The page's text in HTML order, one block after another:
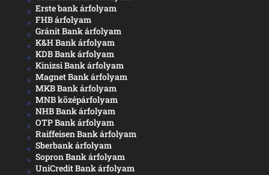
Erste bank árfolyam
FHB árfolyam
Gránit Bank árfolyam
K&H Bank árfolyam
KDB Bank árfolyam
Kinizsi Bank árfolyam
Magnet Bank árfolyam
MKB Bank árfolyam
MNB középárfolyam
NHB Bank árfolyam
OTP Bank árfolyam
Raiffeisen Bank árfolyam
Sberbank árfolyam
Sopron Bank árfolyam
UniCredit Bank árfolyam